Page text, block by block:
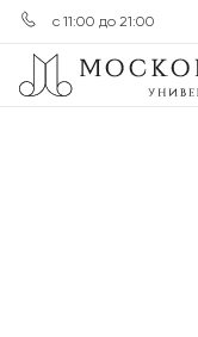
с 11:00 до 21:00